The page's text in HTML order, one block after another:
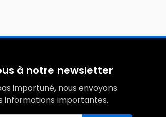
à notre newsletter
importuné, nous envoyons
informations importantes.